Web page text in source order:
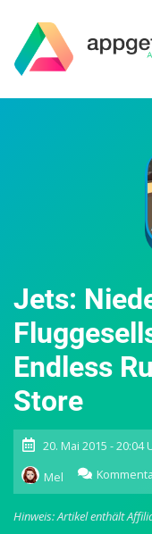
Jets:
Endless
Store
20. Mai 2015 - 20:04
Mel
Hinweis: Artikel enthält